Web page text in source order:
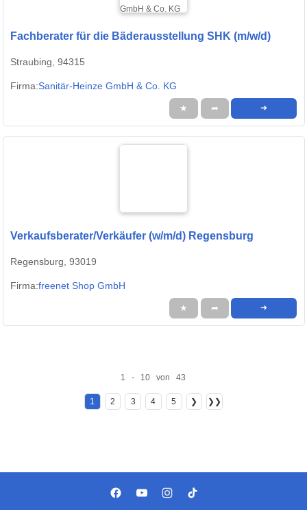
Fachberater für die Bäderausstellung SHK (m/w/d)
Straubing, 94315
Firma:Sanitär-Heinze GmbH & Co. KG
★ ➦ ➜
Verkaufsberater/Verkäufer (w/m/d) Regensburg
Regensburg, 93019
Firma:freenet Shop GmbH
★ ➦ ➜
1 - 10 von 43
1 2 3 4 5 ❯ ❯❯